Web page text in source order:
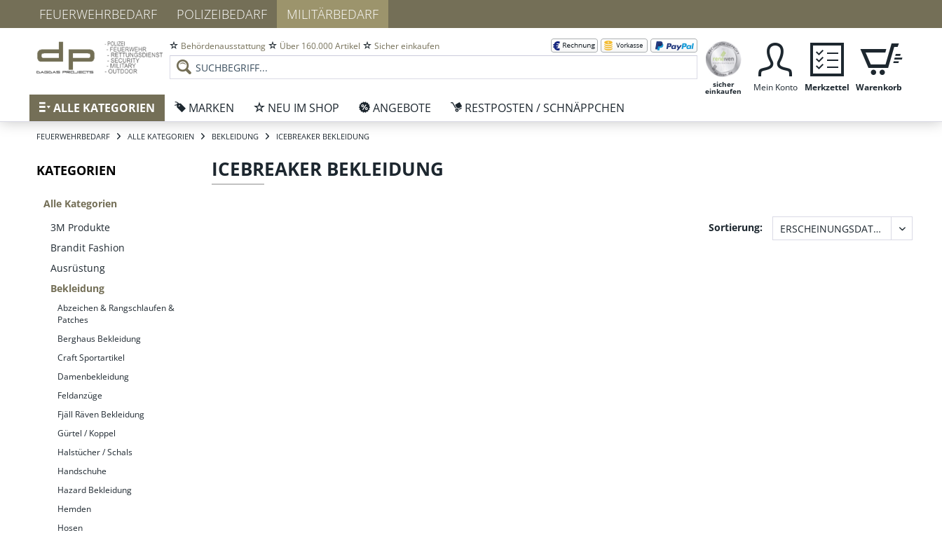
FEUERWEHRBEDARF POLIZEIBEDARF MILITÄRBEDARF
Behördenausstattung Über 160.000 Artikel Sicher einkaufen
sicher
einkaufen Mein Konto Merkzettel Warenkorb
ALLE KATEGORIEN MARKEN NEU IM SHOP ANGEBOTE RESTPOSTEN / SCHNÄPPCHEN
FEUERWEHRBEDARF ALLE KATEGORIEN BEKLEIDUNG ICEBREAKER BEKLEIDUNG
KATEGORIEN
Alle Kategorien
3M Produkte
Brandit Fashion
Ausrüstung
Bekleidung
Abzeichen & Rangschlaufen &
Patches
Berghaus Bekleidung
Craft Sportartikel
Damenbekleidung
Feldanzüge
Fjäll Räven Bekleidung
Gürtel / Koppel
Halstücher / Schals
Handschuhe
Hazard Bekleidung
Hemden
Hosen
ICEBREAKER BEKLEIDUNG
Sortierung: